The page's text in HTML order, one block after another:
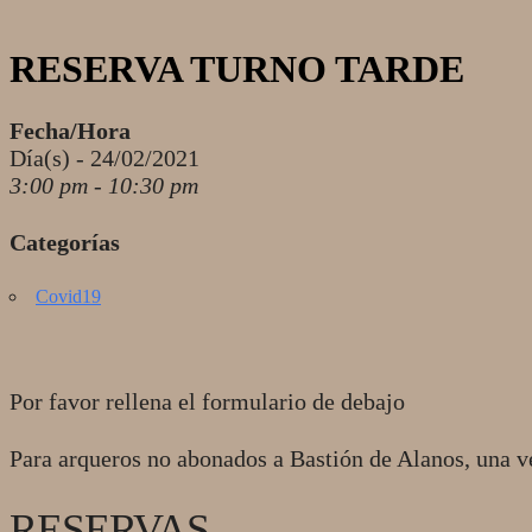
RESERVA TURNO TARDE
Fecha/Hora
Día(s) - 24/02/2021
3:00 pm - 10:30 pm
Categorías
Covid19
Por favor rellena el formulario de debajo
Para arqueros no abonados a Bastión de Alanos,